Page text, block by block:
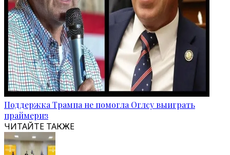
Поддержка Трампа не помогла Оглсу выиграть
праймериз
ЧИТАЙТЕ ТАКЖЕ